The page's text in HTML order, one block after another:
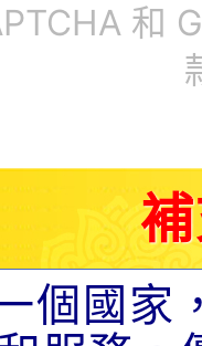
和
個國家